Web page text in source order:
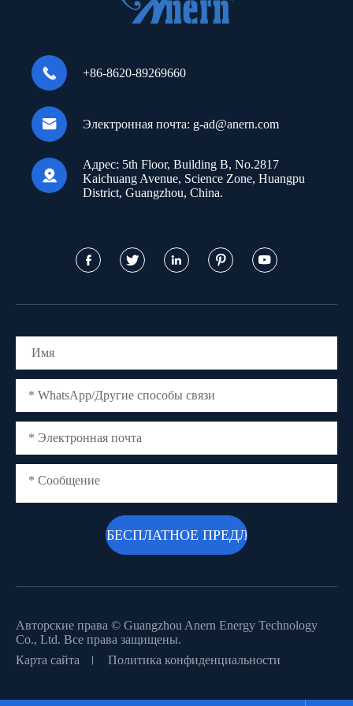
 +86-8620-89269660
 Электронная почта: g-ad@anern.com

Адрес: 5th Floor, Building B, No.2817
Kaichuang Avenue, Science Zone, Huangpu
District, Guangzhou, China.
    
Авторские права © Guangzhou Anern Energy Technology
Co., Ltd. Все права защищены.
Карта сайта
Политика конфиденциальности